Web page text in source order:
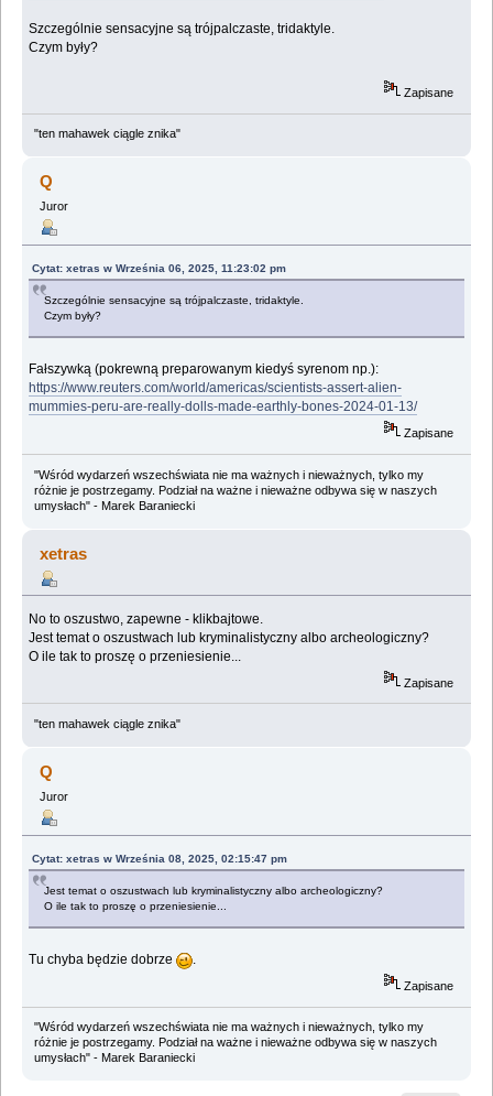
Szczególnie sensacyjne są trójpalczaste, tridaktyle.
Czym były?
Zapisane
"ten mahawek ciągle znika"
Q
Juror
Cytat: xetras w Września 06, 2025, 11:23:02 pm
Szczególnie sensacyjne są trójpalczaste, tridaktyle.
Czym były?
Fałszywką (pokrewną preparowanym kiedyś syrenom np.):
https://www.reuters.com/world/americas/scientists-assert-alien-
mummies-peru-are-really-dolls-made-earthly-bones-2024-01-13/
Zapisane
"Wśród wydarzeń wszechświata nie ma ważnych i nieważnych, tylko my
różnie je postrzegamy. Podział na ważne i nieważne odbywa się w naszych
umysłach" - Marek Baraniecki
xetras
No to oszustwo, zapewne - klikbajtowe.
Jest temat o oszustwach lub kryminalistyczny albo archeologiczny?
O ile tak to proszę o przeniesienie...
Zapisane
"ten mahawek ciągle znika"
Q
Juror
Cytat: xetras w Września 08, 2025, 02:15:47 pm
Jest temat o oszustwach lub kryminalistyczny albo archeologiczny?
O ile tak to proszę o przeniesienie...
Tu chyba będzie dobrze .
Zapisane
"Wśród wydarzeń wszechświata nie ma ważnych i nieważnych, tylko my
różnie je postrzegamy. Podział na ważne i nieważne odbywa się w naszych
umysłach" - Marek Baraniecki